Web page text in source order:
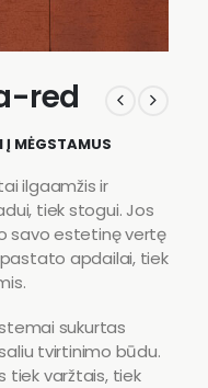
red
Į MĖGSTAMUS
ilgaamžis ir
tiek stogui. Jos
savo estetinę vertę
apdailai, tiek
sukurtas
tvirtinimo būdu.
tiek varžtais, tiek